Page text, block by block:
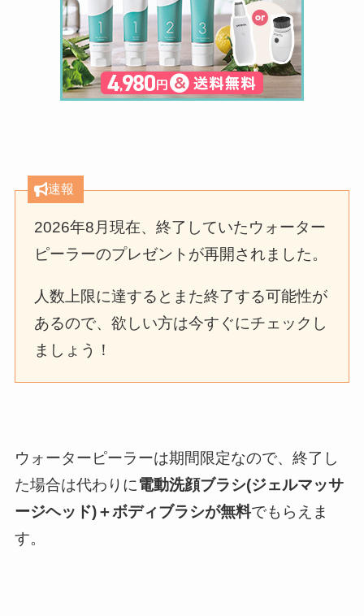
速報
2026年8月現在、終了していたウォーター
ピーラーのプレゼントが再開されました。
人数上限に達するとまた終了する可能性が
あるので、欲しい方は今すぐにチェックし
ましょう！
ウォーターピーラーは期間限定なので、終了し
た場合は代わりに電動洗顔ブラシ(ジェルマッサ
ージヘッド)＋ボディブラシが無料でもらえま
す。